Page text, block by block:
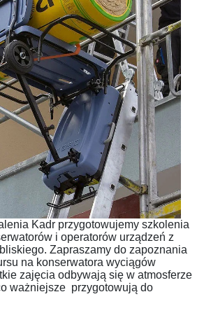
Kadr przygotowujemy szkolenia
i operatorów urządzeń z
Zapraszamy do zapoznania
na konserwatora wyciągów
zajęcia odbywają się w atmosferze
ważniejsze przygotowują do